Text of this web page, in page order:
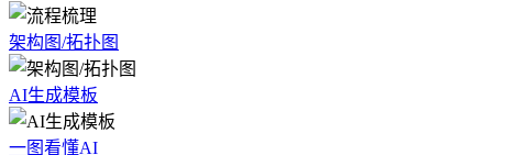
架构图/拓扑图
AI生成模板
一图看懂AI